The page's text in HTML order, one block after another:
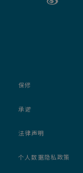
保修
承诺
法律声明
个人数据隐私政策